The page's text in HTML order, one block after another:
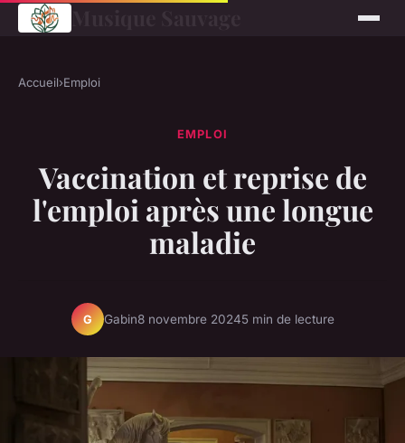
Accueil›Emploi
EMPLOI
Vaccination et reprise de
l'emploi après une longue
maladie
G Gabin8 novembre 20245 min de lecture